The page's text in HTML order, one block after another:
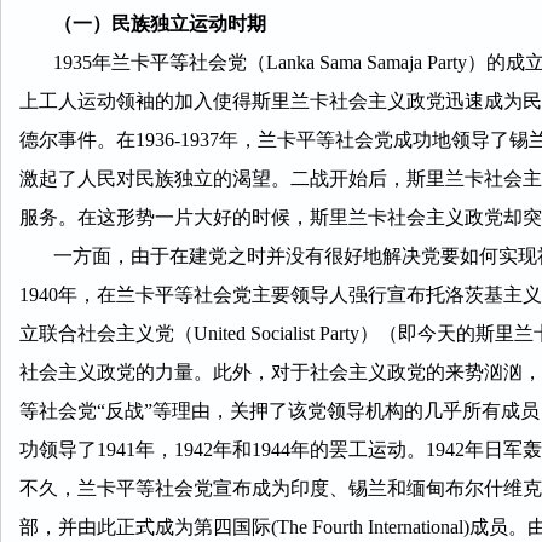
（一）民族独立运动时期
1935年兰卡平等社会党（Lanka Sama Samaja Party）的
上工人运动领袖的加入使得斯里兰卡社会主义政党迅速成为
德尔事件。在1936-1937年，兰卡平等社会党成功地领导了
激起了人民对民族独立的渴望。二战开始后，斯里兰卡社会
服务。在这形势一片大好的时候，斯里兰卡社会主义政党却
一方面，由于在建党之时并没有很好地解决党要如何实现
1940年，在兰卡平等社会党主要领导人强行宣布托洛茨基主
立联合社会主义党（United Socialist Party）（即今天的斯里
社会主义政党的力量。此外，对于社会主义政党的来势汹汹
等社会党“反战”等理由，关押了该党领导机构的几乎所有成
功领导了1941年，1942年和1944年的罢工运动。1942年日
不久，兰卡平等社会党宣布成为印度、锡兰和缅甸布尔什维
部，并由此正式成为第四国际(The Fourth International)成员